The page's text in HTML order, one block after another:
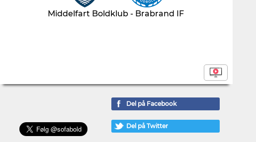
Middelfart Boldklub - Brabrand IF
Del på Facebook
Del på Twitter